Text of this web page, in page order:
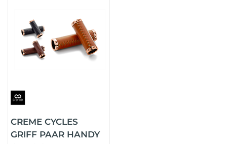
CREME CYCLES
GRIFF PAAR HANDY